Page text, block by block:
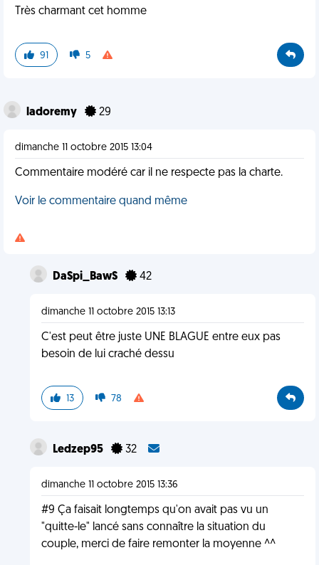
Très charmant cet homme
91 5
ladoremy 29
dimanche 11 octobre 2015 13:04
Commentaire modéré car il ne respecte pas la charte.
Voir le commentaire quand même
DaSpi_BawS 42
dimanche 11 octobre 2015 13:13
C'est peut être juste UNE BLAGUE entre eux pas
besoin de lui craché dessu
13 78
Ledzep95 32
dimanche 11 octobre 2015 13:36
#9 Ça faisait longtemps qu'on avait pas vu un
"quitte-le" lancé sans connaître la situation du
couple, merci de faire remonter la moyenne ^^